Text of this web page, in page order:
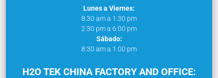
Lunes a Viernes:
8:30 am a 1:30 pm
2:30 pm a 6:00 pm
Sábado:
8:30 am a 1:00 pm
H2O TEK CHINA FACTORY AND OFFICE: